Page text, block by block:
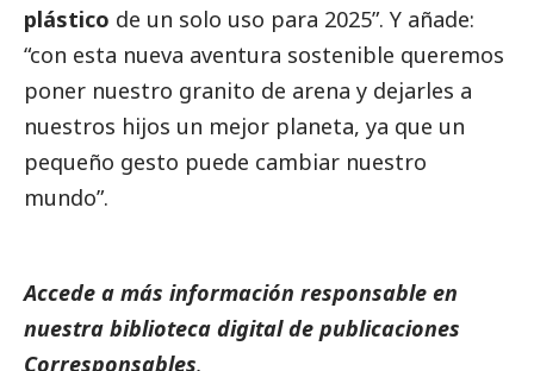
plástico de un solo uso para 2025”. Y añade:
“con esta nueva aventura sostenible queremos
poner nuestro granito de arena y dejarles a
nuestros hijos un mejor planeta, ya que un
pequeño gesto puede cambiar nuestro
mundo”.
Accede a más información responsable en
nuestra biblioteca digital de publicaciones
Corresponsables.